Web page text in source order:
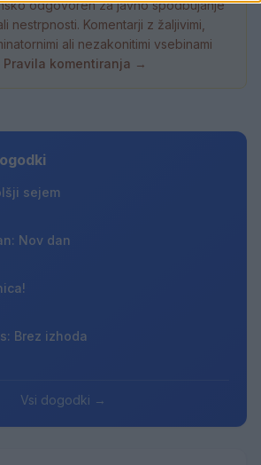
odgovoren za javno spodbujanje
nestrpnosti. Komentarji z žaljivimi,
ali nezakonitimi vsebinami
Pravila komentiranja →
sejem
Nov dan
Brez izhoda
Vsi dogodki →